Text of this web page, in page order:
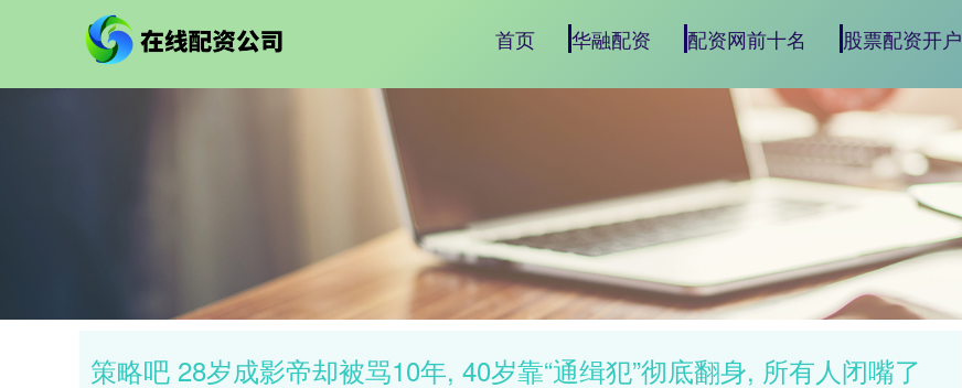
首页 华融配资 配资网前十名 股票配资开户
策略吧 28岁成影帝却被骂10年, 40岁靠“通缉犯”彻底翻身, 所有人闭嘴了